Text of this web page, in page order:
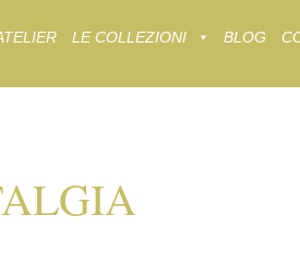
to
LE COLLEZIONI BLOG